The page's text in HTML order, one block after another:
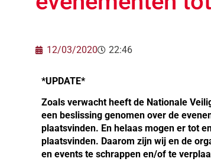
12/03/2020 22:46
*UPDATE*
Zoals verwacht heeft de Nationale
een beslissing genomen over de
plaatsvinden. En helaas mogen er tot
plaatsvinden. Daarom zijn wij en de
en events te schrappen en/of te